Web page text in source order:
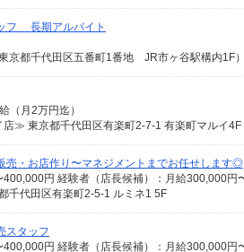
フ 長期アルバイト
京都千代田区五番町1番地 JR市ヶ谷駅構内1F）
（月2万円迄）
売・お店作り〜マネジメントまでお任せします◎
代田区有楽町2-5-1 ルミネ1 5F
スタッフ